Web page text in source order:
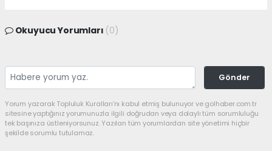
Okuyucu Yorumları (0)
Gönder
Yorum yazarak Topluluk Kuralları’nı kabul etmiş bulunuyor ve golhaber.com.tr
sitesine yaptığınız yorumunuzla ilgili doğrudan veya dolaylı tüm sorumluluğu
tek başınıza üstleniyorsunuz. Yazılan tüm yorumlardan site yönetimi hiçbir
şekilde sorumlu tutulamaz.